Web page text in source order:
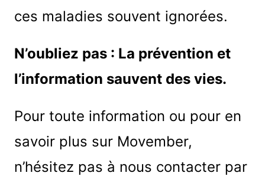
ces maladies souvent ignorées.
N’oubliez pas : La prévention et
l’information sauvent des vies.
Pour toute information ou pour en
savoir plus sur Movember,
n’hésitez pas à nous contacter par